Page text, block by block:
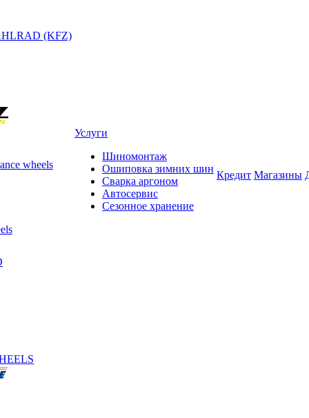
(KFZ)
wheels
Услуги
Шиномонтаж
Ошиповка зимних шин
Сварка аргоном
Автосервис
Сезонное хранение
Кредит Магазины